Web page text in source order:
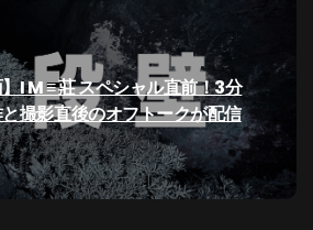
】I M ≡ 莊 スペシャル直前！3分
撮影直後のオフトークが配信